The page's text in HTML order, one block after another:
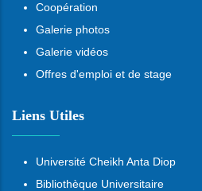
Coopération
Galerie photos
Galerie vidéos
Offres d'emploi et de stage
Liens Utiles
Université Cheikh Anta Diop
Bibliothèque Universitaire